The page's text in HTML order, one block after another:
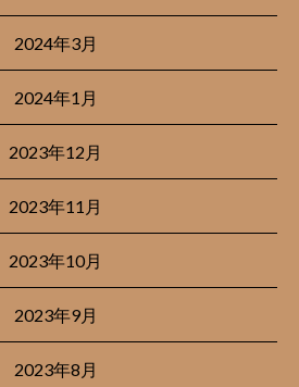
2024年3月
2024年1月
2023年12月
2023年11月
2023年10月
2023年9月
2023年8月